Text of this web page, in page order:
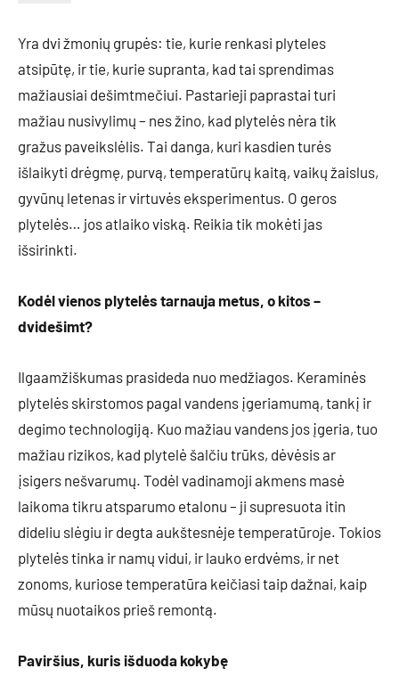
Yra dvi žmonių grupės: tie, kurie renkasi plyteles
atsipūtę, ir tie, kurie supranta, kad tai sprendimas
mažiausiai dešimtmečiui. Pastarieji paprastai turi
mažiau nusivylimų – nes žino, kad plytelės nėra tik
gražus paveikslėlis. Tai danga, kuri kasdien turės
išlaikyti drėgmę, purvą, temperatūrų kaitą, vaikų žaislus,
gyvūnų letenas ir virtuvės eksperimentus. O geros
plytelės… jos atlaiko viską. Reikia tik mokėti jas
išsirinkti.
Kodėl vienos plytelės tarnauja metus, o kitos –
dvidešimt?
Ilgaamžiškumas prasideda nuo medžiagos. Keraminės
plytelės skirstomos pagal vandens įgeriamumą, tankį ir
degimo technologiją. Kuo mažiau vandens jos įgeria, tuo
mažiau rizikos, kad plytelė šalčiu trūks, dėvėsis ar
įsigers nešvarumų. Todėl vadinamoji akmens masė
laikoma tikru atsparumo etalonu – ji supresuota itin
dideliu slėgiu ir degta aukštesnėje temperatūroje. Tokios
plytelės tinka ir namų vidui, ir lauko erdvėms, ir net
zonoms, kuriose temperatūra keičiasi taip dažnai, kaip
mūsų nuotaikos prieš remontą.
Paviršius, kuris išduoda kokybę